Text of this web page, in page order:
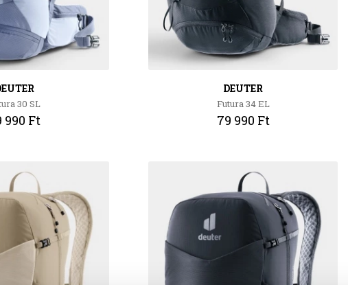
30 SL
990 Ft
DEUTER
Futura 34 EL
79 990 Ft